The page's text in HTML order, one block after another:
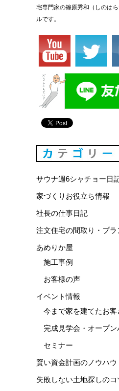
宅専門家の篠原秀和（しのは
ルです。
サウナ週6シャチョー日
家づくりお役立ち情報
社長の仕事日記
注文住宅の間取り・プ
あめりか屋
施工事例
お客様の声
イベント情報
今まで家を建てたお客
完成見学会・オープン
セミナー
賢い資金計画のノウハウ
失敗しない土地探しのコ